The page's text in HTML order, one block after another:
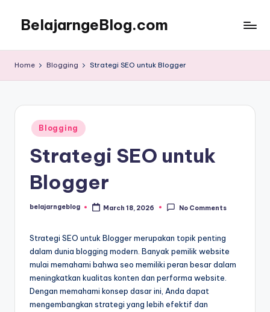
content
BelajarngeBlog.com
Blog
Home Blogging Strategi SEO untuk Blogger
Posted
in
Blogging
Strategi SEO untuk
Blogger
Posted
belajarngeblog March 18, 2026 No Comments
Strategi SEO untuk Blogger merupakan topik penting
dalam dunia blogging modern. Banyak pemilik website
mulai memahami bahwa seo memiliki peran besar dalam
meningkatkan kualitas konten dan performa website.
Dengan memahami konsep dasar ini, Anda dapat
mengembangkan strategi yang lebih efektif dan